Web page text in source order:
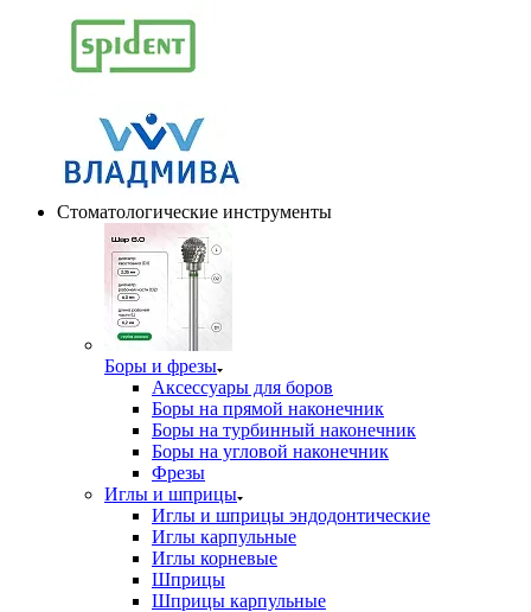
Стоматологические инструменты
Боры и фрезы
Аксессуары для боров
Боры на прямой наконечник
Боры на турбинный наконечник
Боры на угловой наконечник
Фрезы
Иглы и шприцы
Иглы и шприцы эндодонтические
Иглы карпульные
Иглы корневые
Шприцы
Шприцы карпульные